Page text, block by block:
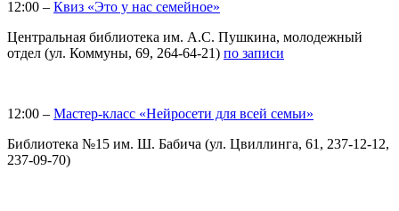
12:00 – Квиз «Это у нас семейное»
Центральная библиотека им. А.С. Пушкина, молодежный
отдел (ул. Коммуны, 69, 264-64-21) по записи
12:00 – Мастер-класс «Нейросети для всей семьи»
Библиотека №15 им. Ш. Бабича (ул. Цвиллинга, 61, 237-12-12,
237-09-70)